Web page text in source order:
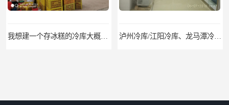
遂宁冻库/遂宁冻库价格/遂宁冻库安装